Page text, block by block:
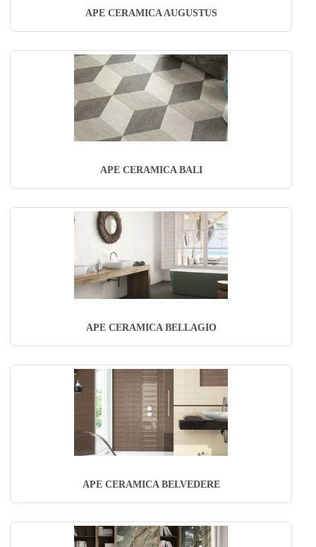
APE CERAMICA AUGUSTUS
APE CERAMICA BALI
APE CERAMICA BELLAGIO
APE CERAMICA BELVEDERE